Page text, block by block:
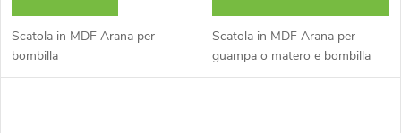
t
t
Scatola in MDF Arana per
bombilla
Scatola in MDF Arana per
guampa o matero e bombilla